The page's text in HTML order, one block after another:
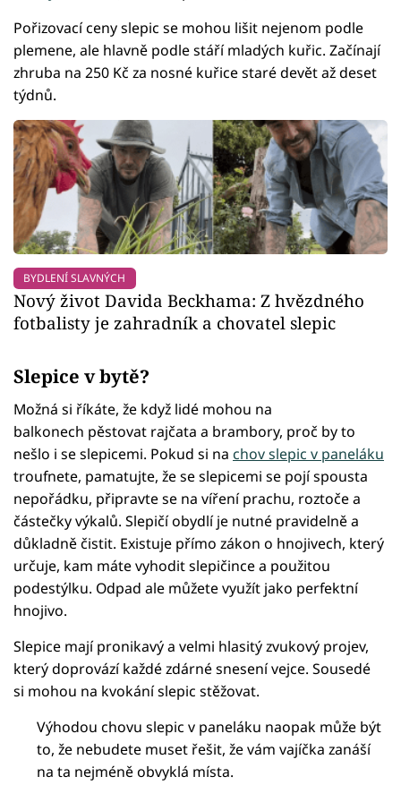
Pořizovací ceny slepic se mohou lišit nejenom podle
plemene, ale hlavně podle stáří mladých kuřic. Začínají
zhruba na 250 Kč za nosné kuřice staré devět až deset
týdnů.
BYDLENÍ SLAVNÝCH
Nový život Davida Beckhama: Z hvězdného
fotbalisty je zahradník a chovatel slepic
Slepice v bytě?
Možná si říkáte, že když lidé mohou na
balkonech pěstovat rajčata a brambory, proč by to
nešlo i se slepicemi. Pokud si na chov slepic v paneláku
troufnete, pamatujte, že se slepicemi se pojí spousta
nepořádku, připravte se na víření prachu, roztoče a
částečky výkalů. Slepičí obydlí je nutné pravidelně a
důkladně čistit. Existuje přímo zákon o hnojivech, který
určuje, kam máte vyhodit slepičince a použitou
podestýlku. Odpad ale můžete využít jako perfektní
hnojivo.
Slepice mají pronikavý a velmi hlasitý zvukový projev,
který doprovází každé zdárné snesení vejce. Sousedé
si mohou na kvokání slepic stěžovat.
Výhodou chovu slepic v paneláku naopak může být
to, že nebudete muset řešit, že vám vajíčka zanáší
na ta nejméně obvyklá místa.